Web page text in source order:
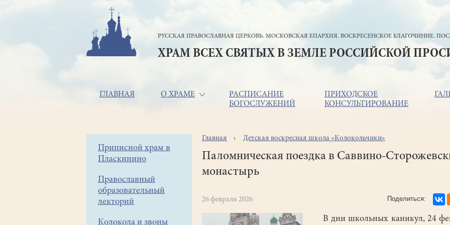
РУССКАЯ ПРАВОСЛАВНАЯ ЦЕРКОВЬ. МОСКОВСКАЯ ЕПАРХИЯ. ВОСКРЕСЕНСКОЕ БЛАГОЧИНИЕ.
ХРАМ ВСЕХ СВЯТЫХ В ЗЕМЛЕ РОССИЙСКОЙ
Основная
ГЛАВНАЯ О ХРАМЕ
РАСПИСАНИЕ
БОГОСЛУЖЕНИЙ
ПРИХОДСКОЕ
КОНСУЛЬТИРОВАНИЕ
Боковое
меню
Приписной храм в
Пласкинино
Православный
образовательный
лекторий
Колокола и звоны
Строка
навигации
Главная Детская воскресная школа «Колокольчики»
Паломническая поездка в Саввино-
монастырь
26 февраля 2026
В дни школьных каникул, 24